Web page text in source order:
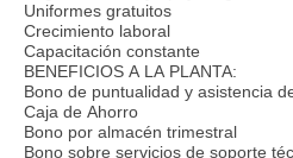
Uniformes gratuitos
Crecimiento laboral
Capacitación constante
BENEFICIOS A LA PLANTA:
Bono de puntualidad y asistencia
Caja de Ahorro
Bono por almacén trimestral
Bono sobre servicios de soporte